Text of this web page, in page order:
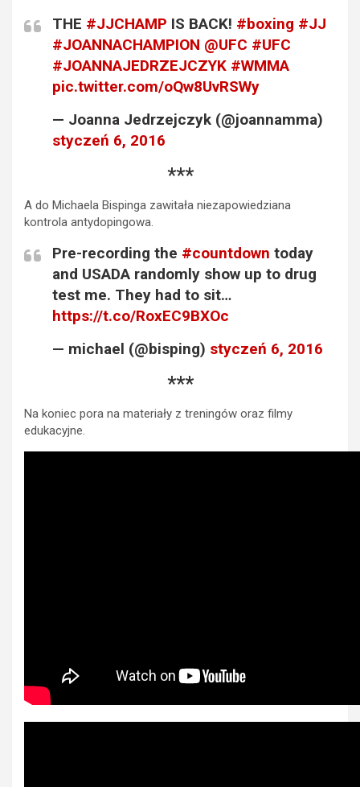
THE #JJCHAMP IS BACK! #boxing #JJ
#JOANNACHAMPION @UFC #UFC
#JOANNAJEDRZEJCZYK #WMMA
pic.twitter.com/oQw8UvRSWy
— Joanna Jedrzejczyk (@joannamma)
styczeń 6, 2016
***
A do Michaela Bispinga zawitała niezapowiedziana
kontrola antydopingowa.
Pre-recording the #countdown today
and USADA randomly show up to drug
test me. They had to sit…
https://t.co/RoxEC9BXOc
— michael (@bisping) styczeń 6, 2016
***
Na koniec pora na materiały z treningów oraz filmy
edukacyjne.